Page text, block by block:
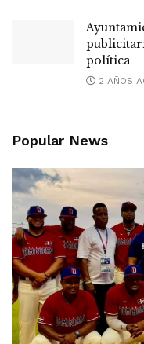
política
2 AÑOS
Popular News